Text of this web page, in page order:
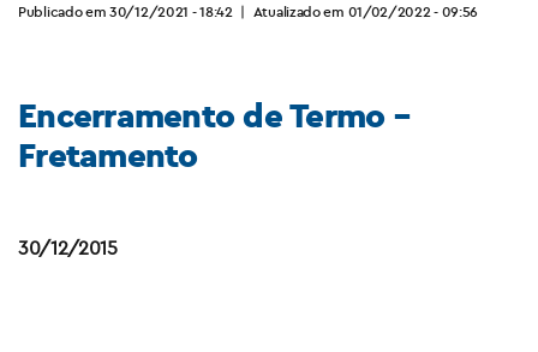
Publicado em 30/12/2021 - 18:42 | Atualizado em 01/02/2022 - 09:56
Encerramento de Termo –
Fretamento
30/12/2015